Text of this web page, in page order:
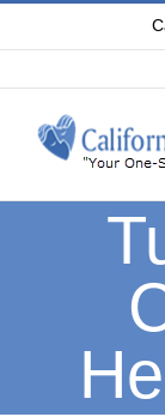
content